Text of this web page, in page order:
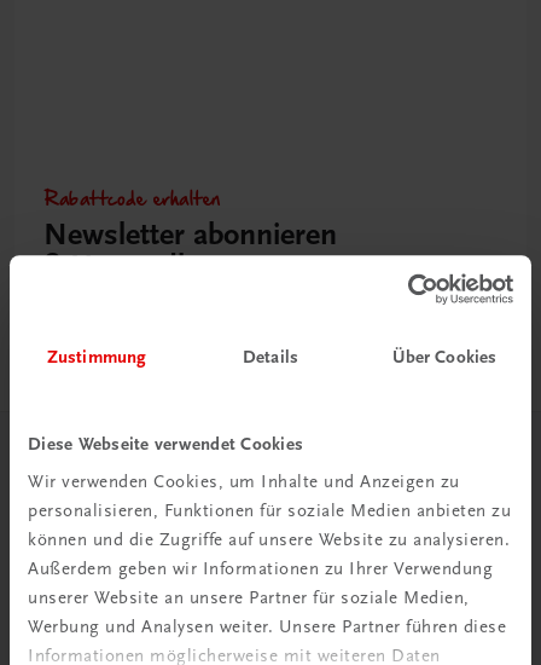
Zustimmung Details Über Cookies
Diese Webseite verwendet Cookies
Wir verwenden Cookies, um Inhalte und Anzeigen zu
personalisieren, Funktionen für soziale Medien anbieten zu
können und die Zugriffe auf unsere Website zu analysieren.
Außerdem geben wir Informationen zu Ihrer Verwendung
unserer Website an unsere Partner für soziale Medien,
Werbung und Analysen weiter. Unsere Partner führen diese
Informationen möglicherweise mit weiteren Daten
Rabattcode erhalten
Newsletter abonnieren
& Versandkosten sparen
Herzlich willkommen bei TRAUNER!
Wir über uns